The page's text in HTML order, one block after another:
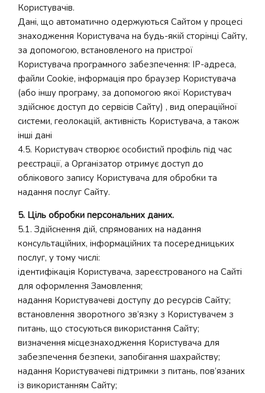
Користувачів.
Дані, що автоматично одержуються Сайтом у процесі
знаходження Користувача на будь-якій сторінці Сайту,
за допомогою, встановленого на пристрої
Користувача програмного забезпечення: IP-адреса,
файли Cookie, інформація про браузер Користувача
(або іншу програму, за допомогою якої Користувач
здійснює доступ до сервісів Сайту) , вид операційної
системи, геолокацій, активність Користувача, а також
інші дані
4.5. Користувач створює особистий профіль під час
реєстрації, а Організатор отримує доступ до
облікового запису Користувача для обробки та
надання послуг Сайту.
5. Ціль обробки персональних даних.
5.1. Здійснення дій, спрямованих на надання
консультаційних, інформаційних та посередницьких
послуг, у тому числі:
ідентифікація Користувача, зареєстрованого на Сайті
для оформлення Замовлення;
надання Користувачеві доступу до ресурсів Сайту;
встановлення зворотного зв’язку з Користувачем з
питань, що стосуються використання Сайту;
визначення місцезнаходження Користувача для
забезпечення безпеки, запобігання шахрайству;
надання Користувачеві підтримки з питань, пов’язаних
із використанням Сайту;